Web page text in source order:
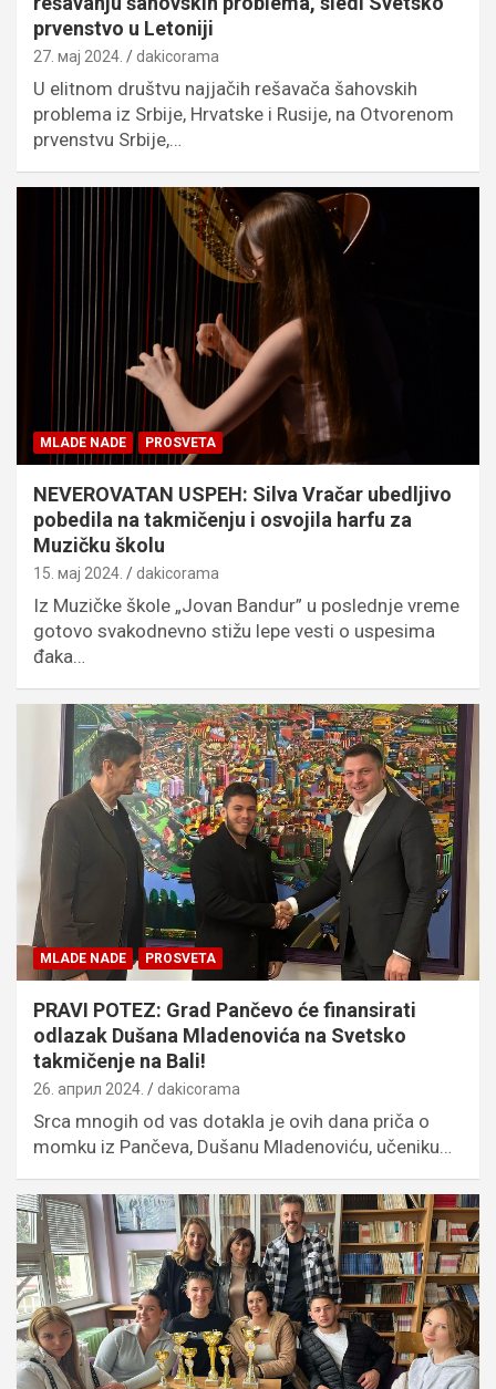
prvenstvo u Letoniji
27. мај 2024. dakicorama
U elitnom društvu najjačih rešavača šahovskih
problema iz Srbije, Hrvatske i Rusije, na Otvorenom
prvenstvu Srbije,…
MLADE NADE PROSVETA
NEVEROVATAN USPEH: Silva Vračar ubedljivo
pobedila na takmičenju i osvojila harfu za
Muzičku školu
15. мај 2024. dakicorama
Iz Muzičke škole „Jovan Bandur” u poslednje vreme
gotovo svakodnevno stižu lepe vesti o uspesima
đaka…
MLADE NADE PROSVETA
PRAVI POTEZ: Grad Pančevo će finansirati
odlazak Dušana Mladenovića na Svetsko
takmičenje na Bali!
26. април 2024. dakicorama
Srca mnogih od vas dotakla je ovih dana priča o
momku iz Pančeva, Dušanu Mladenoviću, učeniku…